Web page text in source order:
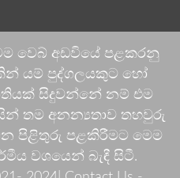
වෙබ් අඩවියේ පළකරනු
යම් පුද්ගලයකුට හෝ
සිදුවන්නේ නම් එම
තම අනන්‍යතාව තහවුරු
පිළිතුරු පළකිරීමට මෙම
වශයෙන් බැඳී සිටී.